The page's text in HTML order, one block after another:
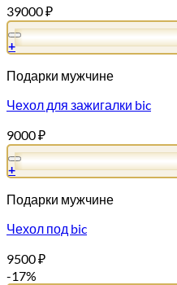
39000₽
+
Подарки мужчине
Чехол для зажигалки bic
9000₽
+
Подарки мужчине
Чехол под bic
9500₽
-17%